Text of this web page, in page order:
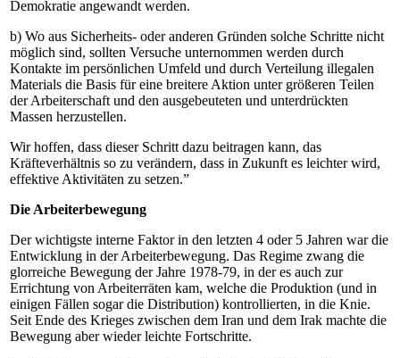
Demokratie angewandt werden.
b) Wo aus Sicherheits- oder anderen Gründen solche Schritte nicht
möglich sind, sollten Versuche unternommen werden durch
Kontakte im persönlichen Umfeld und durch Verteilung illegalen
Materials die Basis für eine breitere Aktion unter größeren Teilen
der Arbeiterschaft und den ausgebeuteten und unterdrückten
Massen herzustellen.
Wir hoffen, dass dieser Schritt dazu beitragen kann, das
Kräfteverhältnis so zu verändern, dass in Zukunft es leichter wird,
effektive Aktivitäten zu setzen.”
Die Arbeiterbewegung
Der wichtigste interne Faktor in den letzten 4 oder 5 Jahren war die
Entwicklung in der Arbeiterbewegung. Das Regime zwang die
glorreiche Bewegung der Jahre 1978-79, in der es auch zur
Errichtung von Arbeiterräten kam, welche die Produktion (und in
einigen Fällen sogar die Distribution) kontrollierten, in die Knie.
Seit Ende des Krieges zwischen dem Iran und dem Irak machte die
Bewegung aber wieder leichte Fortschritte.